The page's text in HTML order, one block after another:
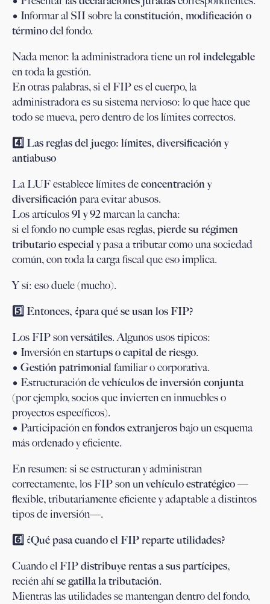
• Informar al SII sobre laconstitución, modificación o
términodel fondo.
Nada menor: la administradora tiene unrol indelegable
en toda la gestión.
En otras palabras, si el FIP es el cuerpo, la
administradora es su sistema nervioso: lo que hace que
todo se mueva, pero dentro de los límites correctos.
4️ ⃣ Las reglas del juego: límites, diversificación y
antiabuso
La LUF establece límites deconcentración y
diversificación para evitar abusos.
Los artículos91 y 92marcan la cancha:
si el fondo no cumple esas reglas,pierde su régimen
tributario especialy pasa a tributar como una sociedad
común, con toda la carga fiscal que eso implica.
Y sí: eso duele (mucho).
5️ ⃣ Entonces, ¿para qué se usan los FIP?
Los FIP sonversátiles. Algunos usos típicos:
• Inversión enstartups o capital de riesgo.
• Gestión patrimonialfamiliar o corporativa.
• Estructuración devehículos de inversión conjunta
(por ejemplo, socios que invierten en inmuebles o
proyectos específicos).
• Participación enfondos extranjerosbajo un esquema
más ordenado y eficiente.
En resumen: si se estructuran y administran
correctamente, los FIP son unvehículo estratégico—
flexible, tributariamente eficiente y adaptable a distintos
tipos de inversión—.
6️ ⃣ ¿Qué pasa cuando el FIP reparte utilidades?
Cuando el FIPdistribuye rentas a sus partícipes,
recién ahí se gatilla la tributación.
Mientras las utilidades se mantengan dentro del fondo,